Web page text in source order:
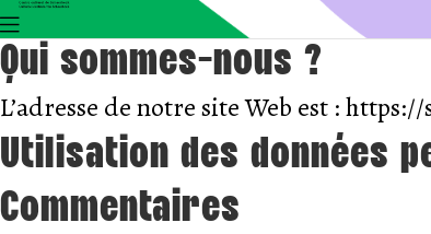
Qui sommes-nous ?
L’adresse de notre site Web est : https://
Utilisation des données
Commentaires